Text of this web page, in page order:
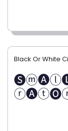
Black Or White